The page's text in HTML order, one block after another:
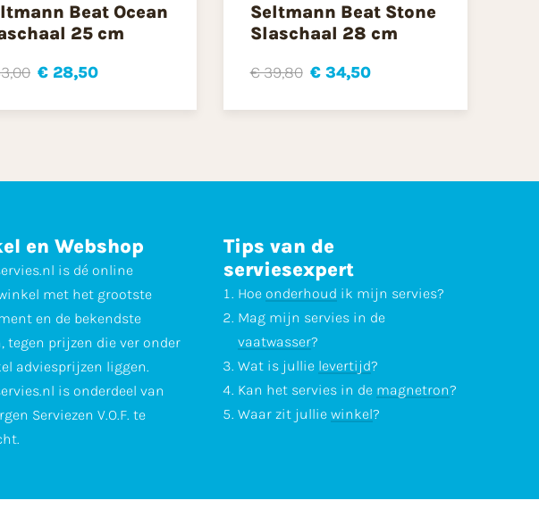
Beat Ocean
25 cm
€ 28,50
Seltmann Beat Stone
Slaschaal 28 cm
€ 39,80 € 34,50
en Webshop
is dé online
met het grootste
en de bekendste
tegen prijzen die ver onder
adviesprijzen liggen.
is onderdeel van
Serviezen V.O.F. te
Tips van de
serviesexpert
Hoe onderhoud ik mijn servies?
Mag mijn servies in de
vaatwasser?
Wat is jullie levertijd?
Kan het servies in de magnetron?
Waar zit jullie winkel?